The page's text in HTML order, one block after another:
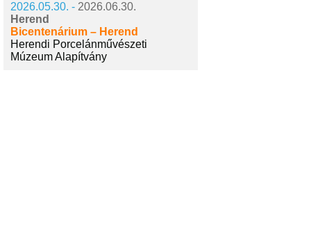
2026.05.30. - 2026.06.30.
Herend
Bicentenárium – Herend
Herendi Porcelánművészeti
Múzeum Alapítvány